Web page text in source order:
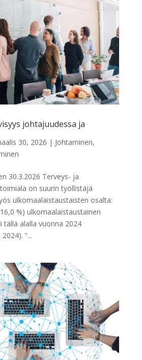
johtajuudessa ja
30, 2026 | Johtaminen,
30.3.2026 Terveys- ja
on suurin työllistäjä
ulkomaalaistaustaisten osalta:
%) ulkomaalaistaustainen
tällä alalla vuonna 2024
”...